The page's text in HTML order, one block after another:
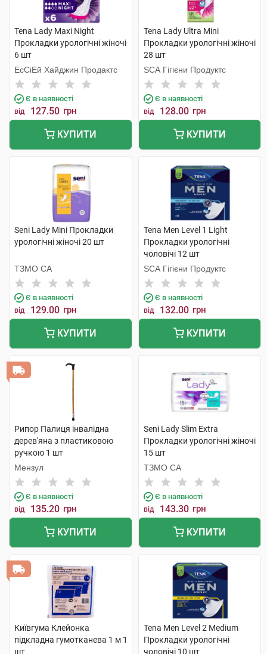
Tena Lady Maxi Night
Прокладки урологічні жіночі
6 шт
ЕсСіЕй Хайджин Продактс
Є в наявності
від 127.50 грн
КУПИТИ
Tena Lady Ultra Mini
Прокладки урологічні жіночі
28 шт
SCA Гігієни Продуктс
Є в наявності
від 128.00 грн
КУПИТИ
Seni Lady Mini Прокладки
урологічні жіночі 20 шт
ТЗМО СА
Є в наявності
від 129.00 грн
КУПИТИ
Tena Men Level 1 Light
Прокладки урологічні
чоловічі 12 шт
SCA Гігієни Продуктс
Є в наявності
від 132.00 грн
КУПИТИ
Рипор Палиця інвалідна
дерев'яна з пластиковою
ручкою 1 шт
Мензул
Є в наявності
від 135.20 грн
КУПИТИ
Seni Lady Slim Extra
Прокладки урологічні жіночі
15 шт
ТЗМО СА
Є в наявності
від 143.30 грн
КУПИТИ
Київгума Клейонка
підкладна гумотканева 1 м 1
шт
Tena Men Level 2 Medium
Прокладки урологічні
чоловічі 10 шт